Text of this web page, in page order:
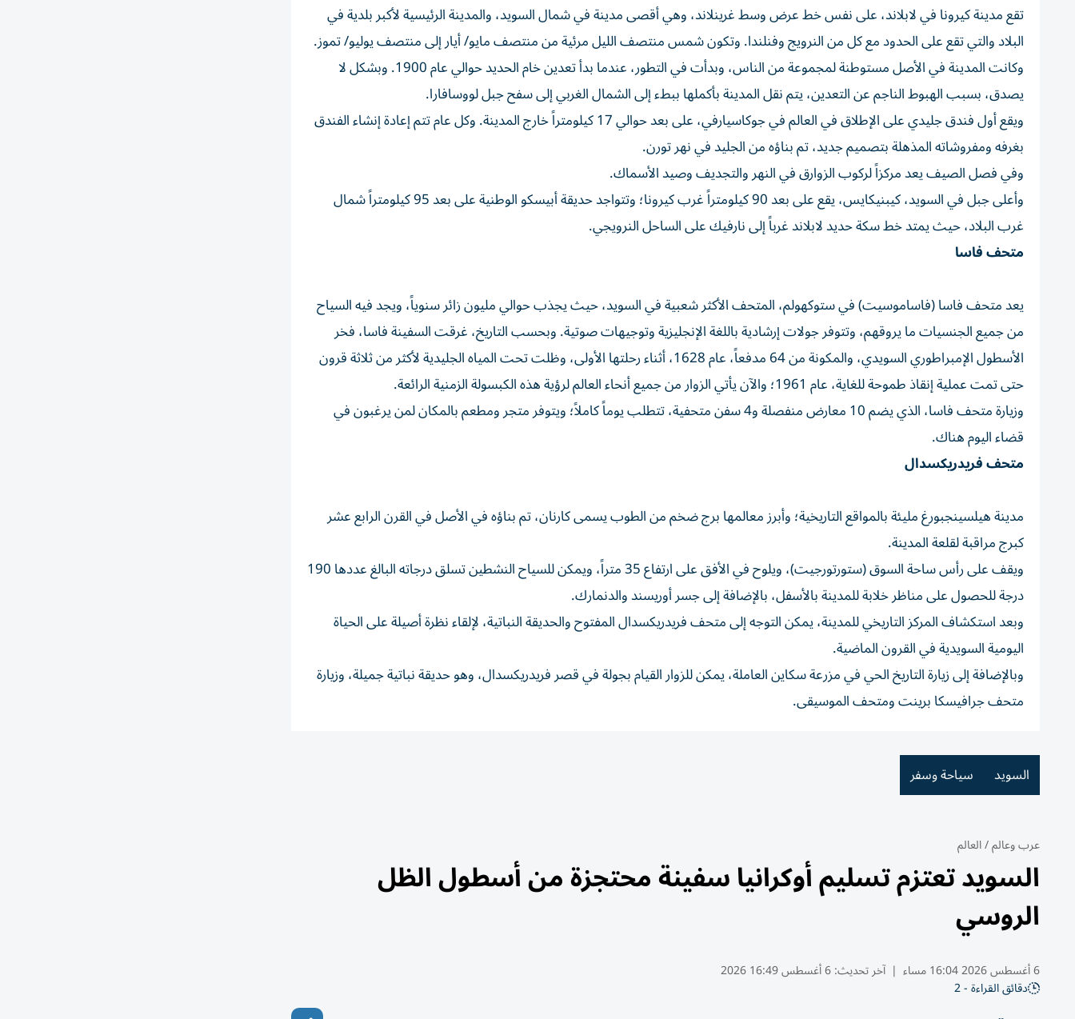
تقع مدينة كيرونا في لابلاند، على نفس خط عرض وسط غرينلاند، وهي أقصى مدينة في شمال السويد، والمدينة الرئيسية لأكبر بلدية في
البلاد والتي تقع على الحدود مع كل من النرويج وفنلندا. وتكون شمس منتصف الليل مرئية من منتصف مايو/ أيار إلى منتصف يوليو/ تموز.
وكانت المدينة في الأصل مستوطنة لمجموعة من الناس، وبدأت في التطور، عندما بدأ تعدين خام الحديد حوالي عام 1900. وبشكل لا
يصدق، بسبب الهبوط الناجم عن التعدين، يتم نقل المدينة بأكملها ببطء إلى الشمال الغربي إلى سفح جبل لووسافارا.
ويقع أول فندق جليدي على الإطلاق في العالم في جوكاسيارفي، على بعد حوالي 17 كيلومتراً خارج المدينة. وكل عام تتم إعادة إنشاء الفندق
بغرفه ومفروشاته المذهلة بتصميم جديد، تم بناؤه من الجليد في نهر تورن.
وفي فصل الصيف يعد مركزاً لركوب الزوارق في النهر والتجديف وصيد الأسماك.
وأعلى جبل في السويد، كيبنيكايس، يقع على بعد 90 كيلومتراً غرب كيرونا؛ وتتواجد حديقة أبيسكو الوطنية على بعد 95 كيلومتراً شمال
غرب البلاد، حيث يمتد خط سكة حديد لابلاند غرباً إلى نارفيك على الساحل النرويجي.
متحف فاسا
يعد متحف فاسا (فاساموسيت) في ستوكهولم، المتحف الأكثر شعبية في السويد، حيث يجذب حوالي مليون زائر سنوياً، ويجد فيه السياح
من جميع الجنسيات ما يروقهم، وتتوفر جولات إرشادية باللغة الإنجليزية وتوجيهات صوتية. وبحسب التاريخ، غرقت السفينة فاسا، فخر
الأسطول الإمبراطوري السويدي، والمكونة من 64 مدفعاً، عام 1628، أثناء رحلتها الأولى، وظلت تحت المياه الجليدية لأكثر من ثلاثة قرون
حتى تمت عملية إنقاذ طموحة للغاية، عام 1961؛ والآن يأتي الزوار من جميع أنحاء العالم لرؤية هذه الكبسولة الزمنية الرائعة.
وزيارة متحف فاسا، الذي يضم 10 معارض منفصلة و4 سفن متحفية، تتطلب يوماً كاملاً؛ ويتوفر متجر ومطعم بالمكان لمن يرغبون في
قضاء اليوم هناك.
متحف فريدريكسدال
مدينة هيلسينجبورغ مليئة بالمواقع التاريخية؛ وأبرز معالمها برج ضخم من الطوب يسمى كارنان، تم بناؤه في الأصل في القرن الرابع عشر
كبرج مراقبة لقلعة المدينة.
ويقف على رأس ساحة السوق (ستورتورجيت)، ويلوح في الأفق على ارتفاع 35 متراً، ويمكن للسياح النشطين تسلق درجاته البالغ عددها 190
درجة للحصول على مناظر خلابة للمدينة بالأسفل، بالإضافة إلى جسر أوريسند والدنمارك.
وبعد استكشاف المركز التاريخي للمدينة، يمكن التوجه إلى متحف فريدريكسدال المفتوح والحديقة النباتية، لإلقاء نظرة أصيلة على الحياة
اليومية السويدية في القرون الماضية.
وبالإضافة إلى زيارة التاريخ الحي في مزرعة سكاين العاملة، يمكن للزوار القيام بجولة في قصر فريدريكسدال، وهو حديقة نباتية جميلة، وزيارة
متحف جرافيسكا برينت ومتحف الموسيقى.
السويد سياحة وسفر
عرب وعالم/العالم
السويد تعتزم تسليم أوكرانيا سفينة محتجزة من أسطول الظل
الروسي
6 أغسطس 2026 16:04 مساء | آخر تحديث:6 أغسطس 16:49 2026
دقائق القراءة - 2